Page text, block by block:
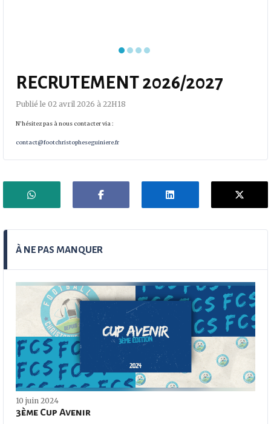
RECRUTEMENT 2026/2027
Publié le 02 avril 2026 à 22H18
N’hésitez pas à nous contacter via :
contact@footchristopheseguiniere.fr
À NE PAS MANQUER
10 juin 2024
3ème Cup Avenir